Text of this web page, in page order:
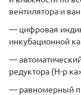
вентилятора и
— цифровая
инкубационной
—
редуктора (Н-р
— равномерный